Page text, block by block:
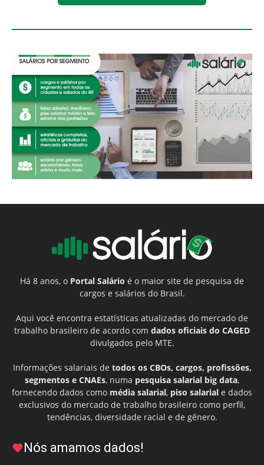
Há 8 anos, o Portal Salário é o maior site de pesquisa de
cargos e salários do Brasil.
Aqui você encontra estatísticas atualizadas do mercado de
trabalho brasileiro de acordo com dados oficiais do CAGED
divulgados pelo MTE.
Informações salariais de todos os CBOs, cargos, profissões,
segmentos e CNAEs, numa pesquisa salarial big data,
fornecendo dados como média salarial, piso salarial e dados
exclusivos do mercado de trabalho brasileiro como perfil,
tendências, diversidade racial e de gênero.
Nós amamos dados!